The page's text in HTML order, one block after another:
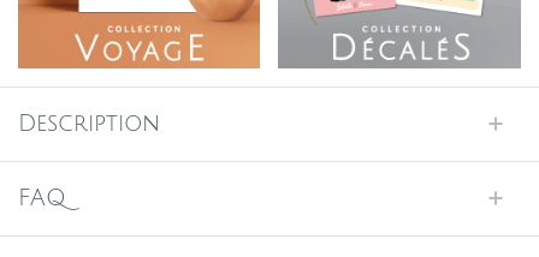
Description
FAQ